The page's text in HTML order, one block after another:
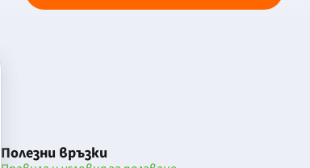
Полезни връзки